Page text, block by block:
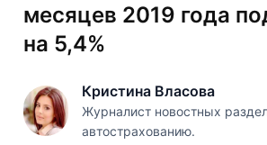
месяцев 2019 года
на 5,4%
Кристина Власова
Журналист новостных
автострахованию.